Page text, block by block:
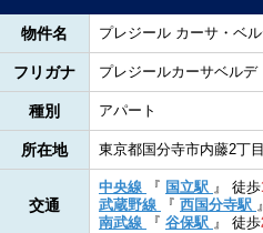
物件名 プレジール カーサ・ベ
フリガナ プレジールカーサベルデ
種別 アパート
所在地 東京都国分寺市内藤2丁
交通
中央線 『 国立駅 』 徒歩
武蔵野線
『 西国分寺駅
南武線
『 谷保駅 』 徒歩